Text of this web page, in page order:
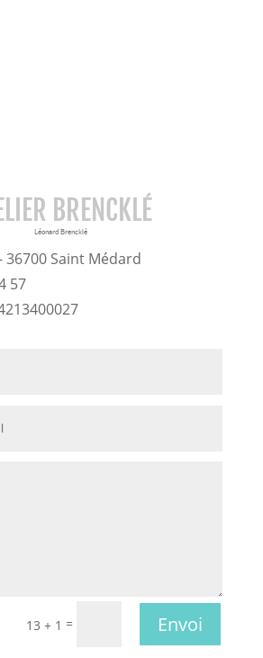
BRENCKLÉ
Léonard Brencklé
36700 Saint Médard
57
13 + 1 = Envoi